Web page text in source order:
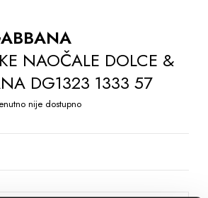
NAOČALE DOLCE &
DG1323 1333 57
nije dostupno